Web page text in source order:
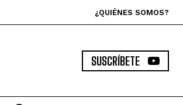
¿QUIÉNES SOMOS?
SUSCRÍBETE